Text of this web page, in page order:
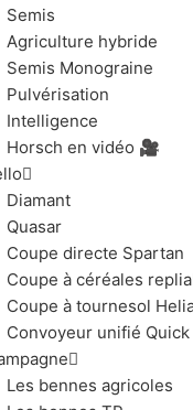
Semis
Agriculture hybride
Semis Monograine
Pulvérisation
Intelligence
Horsch en vidéo 🎥
Diamant
Quasar
Coupe directe Spartan
Coupe à céréales
Coupe à tournesol
Convoyeur unifié Quick
Les bennes agricoles